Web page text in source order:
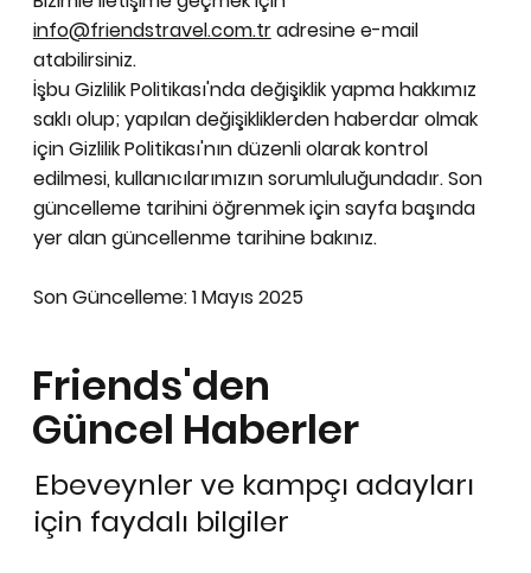
info@friendstravel.com.tradresine e-mail
atabilirsiniz.
İşbu Gizlilik Politikası'nda değişiklik yapma hakkımız
saklı olup; yapılan değişikliklerden haberdar olmak
için Gizlilik Politikası'nın düzenli olarak kontrol
edilmesi, kullanıcılarımızın sorumluluğundadır. Son
güncelleme tarihini öğrenmek için sayfa başında
yer alan güncellenme tarihine bakınız.
Son Güncelleme: 1 Mayıs 2025
Friends'den
Güncel Haberler
Ebeveynler ve kampçı adayları
için faydalı bilgiler